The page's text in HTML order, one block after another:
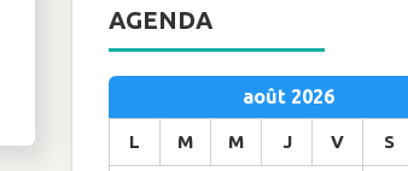
AGENDA
août 2026
L M M J V S